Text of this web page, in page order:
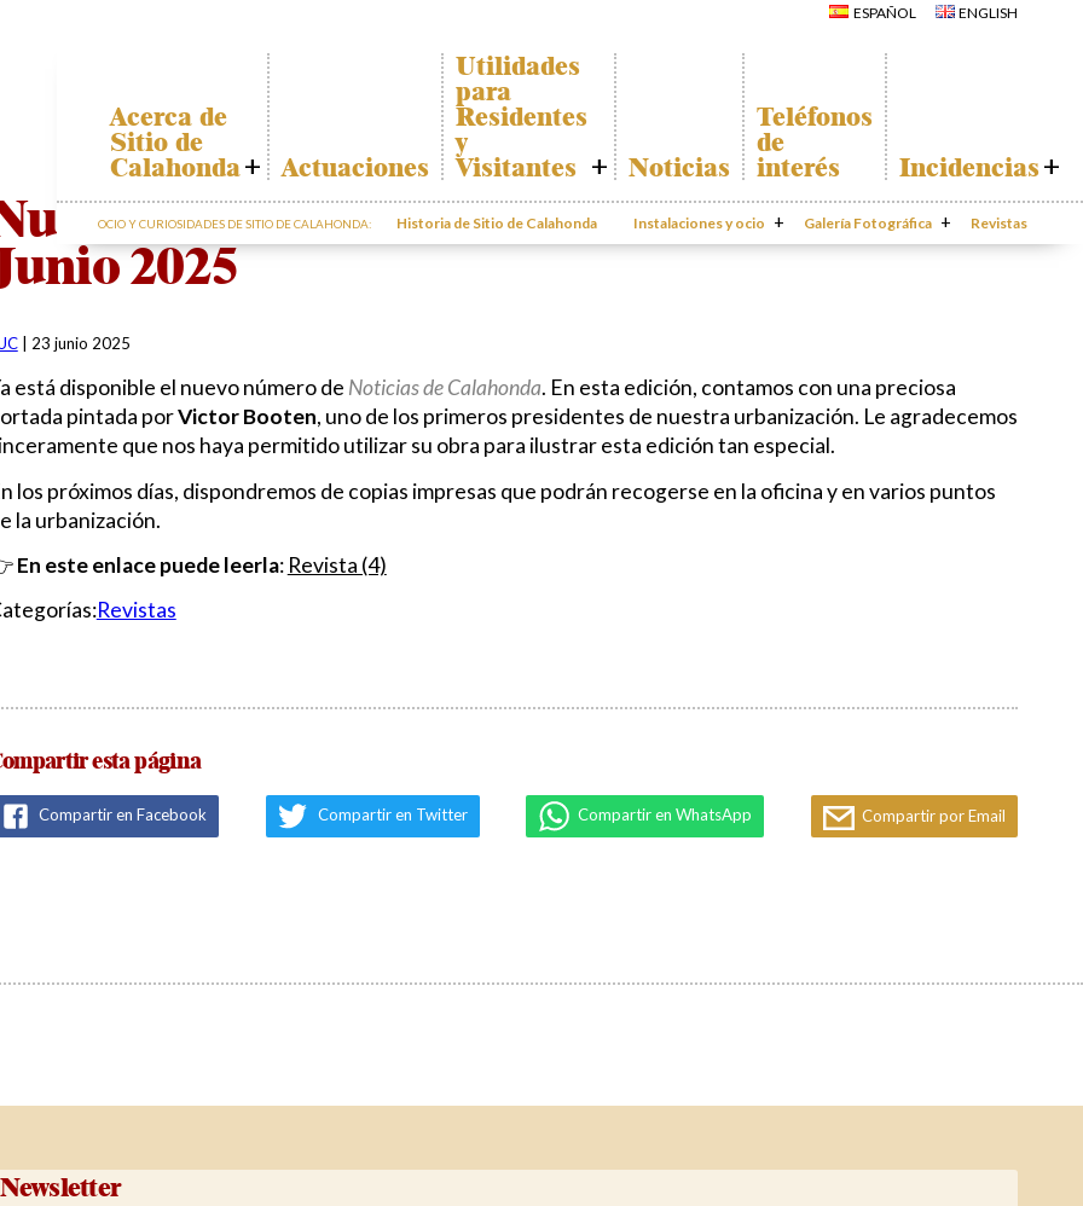
ESPAÑOL ENGLISH
Acerca de
Sitio de
Calahonda
Quiénes somos
Junta Directiva
Servicios de la
EUC
Actas e
Anuales
Sitio de
Calahonda en
cifras
Contactar
Actuaciones
Utilidades
para
Residentes
y
Visitantes
Plano de
Calahonda
Transporte
sobre podas
Noticias
Teléfonos
de
interés Incidencias
Incidencias
App Gecor
OCIO Y CURIOSIDADES DE SITIO DE CALAHONDA: Historia de Sitio de Calahonda Instalaciones y ocio
Parque Calahonda
Senda litoral Mijas
Ruta a pie
singulares
Parque Canino
Galería Fotográfica
comerciales
Iglesia de San
Miguel
Parques de Sitio de
Vivero de
Calahonda
Revistas
edición de Noticias de Calahonda –
2025
23 junio 2025
está disponible el nuevo número de Noticias de Calahonda. En esta edición, contamos con una preciosa
pintada porVictor Booten, uno de los primeros presidentes de nuestra urbanización. Le agradecemos
que nos haya permitido utilizar su obra para ilustrar esta edición tan especial.
los próximos días, dispondremos de copias impresas que podrán recogerse en la oficina y en varios puntos
la urbanización.
En este enlace puede leerla: Revista (4)
Revistas
esta página
Compartir en Facebook Compartir en Twitter Compartir en WhatsApp Compartir por Email
Newsletter